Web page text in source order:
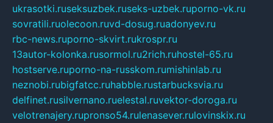
ukrasotki.ruseksuzbek.ruseks-uzbek.ruporno-vk.ru
sovratili.ruolecoon.ruvd-dosug.ruadonyev.ru
rbc-news.ruporno-skvirt.rukrospr.ru
13autor-kolonka.rusormol.ru2rich.ruhostel-65.ru
hostserve.ruporno-na-russkom.rumishinlab.ru
neznobi.rubigfatcc.ruhabble.rustarbucksvia.ru
delfinet.rusilvernano.ruelestal.ruvektor-doroga.ru
velotrenajery.rupronso54.rulenasever.rulovinskix.ru